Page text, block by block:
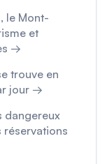
le Mont-
et
→
trouve en
jour →
dangereux
réservations